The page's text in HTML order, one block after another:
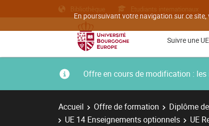
En poursuivant votre navigation sur ce
Bibliothèque Etudiants internationaux
Suivre une
Offre en cours de modification :
Accueil Offre de formation Diplôme
UE 14 Enseignements optionnels
UE